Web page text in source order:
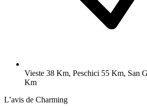
Vieste 38 Km, Peschici 55 Km, San
Km
L’avis de Charming